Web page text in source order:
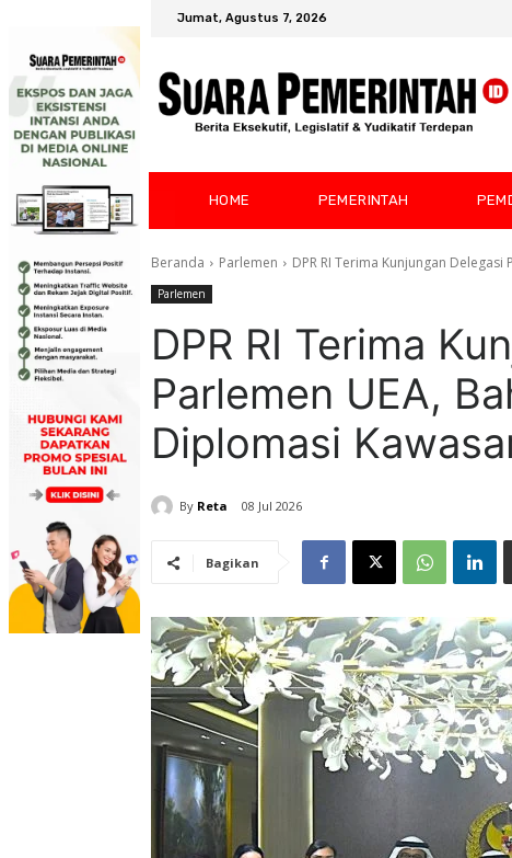
Jumat, Agustus 7, 2026
HOME PEMERINTAH
Beranda Parlemen DPR RI Terima Kunjungan
Parlemen
DPR RI Terima
Parlemen UEA,
Diplomasi
By Reta 08 Jul 2026
Bagikan